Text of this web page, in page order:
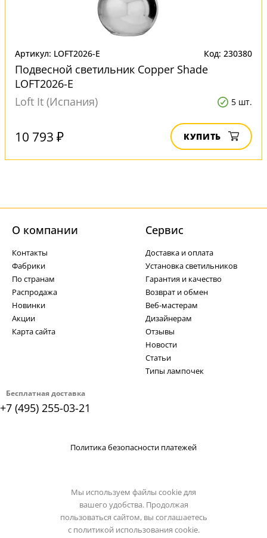
Артикул: LOFT2026-E Код: 230380
Подвесной светильник Copper Shade
LOFT2026-E
Loft It (Испания)
5 шт.
10 793 ₽ КУПИТЬ
Бесплатная доставка
+7 (495) 255-03-21
О компании
Контакты
Фабрики
По странам
Распродажа
Новинки
Акции
Карта сайта
Cервис
Доставка и оплата
Установка светильников
Гарантия и качество
Возврат и обмен
Веб-мастерам
Дизайнерам
Отзывы
Новости
Статьи
Типы лампочек
Политика безопасности платежей
Мы используем файлы cookie для
вашего удобства. Продолжая
пользоваться сайтом, вы соглашаетесь
с политикой использования cookie.